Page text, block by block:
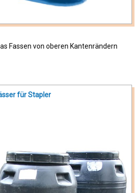
Fassen von oberen Kantenrändern
für Stapler